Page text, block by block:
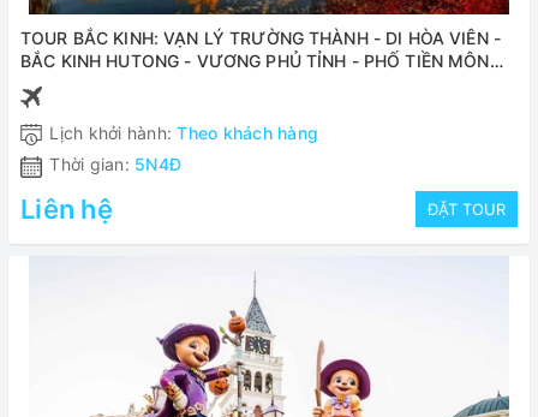
TOUR BẮC KINH: VẠN LÝ TRƯỜNG THÀNH - DI HÒA VIÊN -
BẮC KINH HUTONG - VƯƠNG PHỦ TỈNH - PHỐ TIỀN MÔN
(NO SHOPPING) 5N4Đ
Lịch khởi hành:Theo khách hàng
Thời gian: 5N4Đ
Liên hệ ĐẶT TOUR